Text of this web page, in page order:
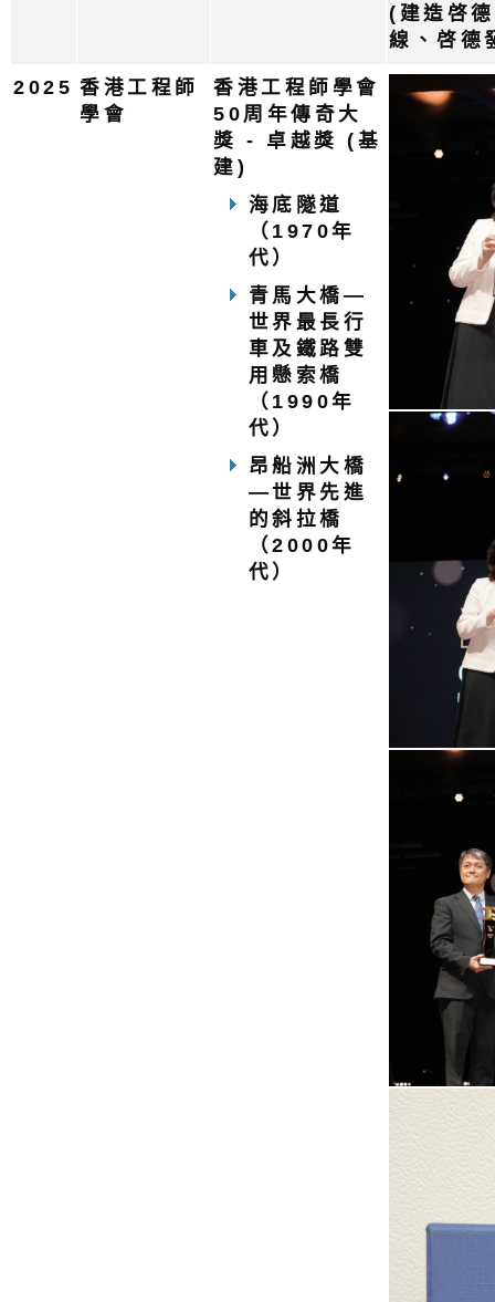
(建造啓
線、啓德
2025 香港工程師
學會
香港工程師學會
50周年傳奇大
獎 - 卓越獎 (基
建)
海底隧道
（1970年
代）
青馬大橋—
世界最長行
車及鐵路雙
用懸索橋
（1990年
代）
昂船洲大橋
—世界先進
的斜拉橋
（2000年
代）